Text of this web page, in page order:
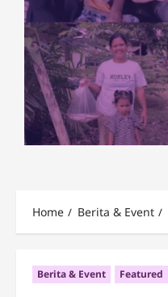
Home Berita & Event
Berita & Event Featured